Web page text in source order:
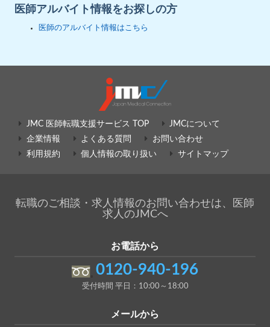
医師アルバイト情報をお探しの方
医師のアルバイト情報はこちら
JMC 医師転職支援サービス TOP
JMCについて
企業情報
よくある質問
お問い合わせ
利用規約
個人情報の取り扱い サイトマップ
転職のご相談・求人情報のお問い合わせは、医師
求人のJMCへ
お電話から
0120-940-196
受付時間 平日：10:00～18:00
メールから